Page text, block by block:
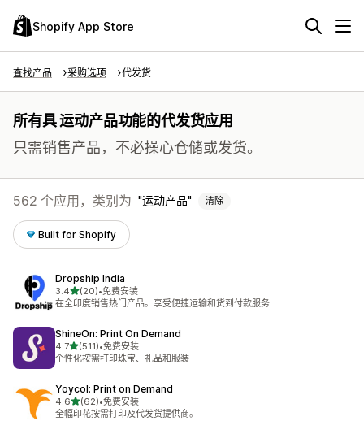
Shopify App Store
查找产品 采购选项 代发货
所有具 运动产品功能的代发货应用
只需销售产品，不必操心仓储或发货。
562 个应用，类别为 运动产品 清除
Built for Shopify
Dropship India
3.4星（满分 5 星）
(20)
总共 20 条评论
•免费安装
在全印度销售热门产品。享受便捷运输和货到付款服务
ShineOn: Print On Demand
4.7星（满分 5 星）
(511)
总共 511 条评论
•免费安装
个性化按需打印珠宝、礼品和服装
Yoycol: Print on Demand
4.6星（满分 5 星）
(62)
总共 62 条评论
•免费安装
全幅印花按需打印及代发货提供商。